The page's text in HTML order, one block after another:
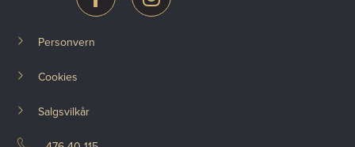
Personvern
Cookies
Salgsvilkår